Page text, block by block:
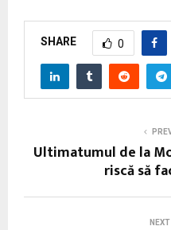
SHARE 0
Ultimatumul de la
riscă să